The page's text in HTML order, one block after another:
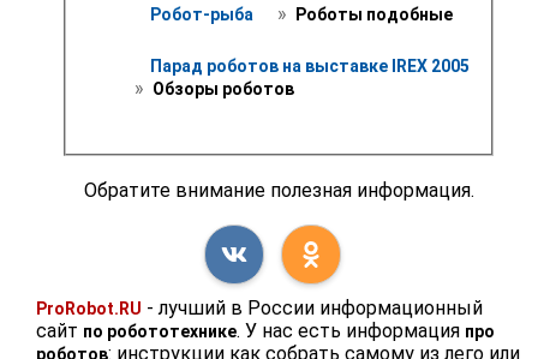
Робот-рыба » Роботы подобные
Парад роботов на выставке IREX 2005
» Обзоры роботов
Обратите внимание полезная информация.
ProRobot.RU - лучший в России информационный
сайт по робототехнике. У нас есть информация про
роботов: инструкции как собрать самому из лего или